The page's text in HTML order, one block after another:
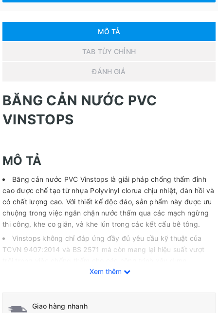
MÔ TẢ
TAB TÙY CHỈNH
ĐÁNH GIÁ
BĂNG CẢN NƯỚC PVC
VINSTOPS
MÔ TẢ
Băng cản nước PVC Vinstops là giải pháp chống thấm đỉnh
cao được chế tạo từ nhựa Polyvinyl clorua chịu nhiệt, đàn hồi và
có chất lượng cao. Với thiết kế độc đáo, sản phẩm này được ưu
chuộng trong việc ngăn chặn nước thấm qua các mạch ngừng
thi công, khe co giãn, và khe lún trong các kết cấu bê tông.
Vinstops không chỉ đáp ứng đầy đủ yêu cầu kỹ thuật của
TCVN 9407:2014 và BS 2571 mà còn mang lại hiệu suất vượt
Xem thêm
Giao hàng nhanh